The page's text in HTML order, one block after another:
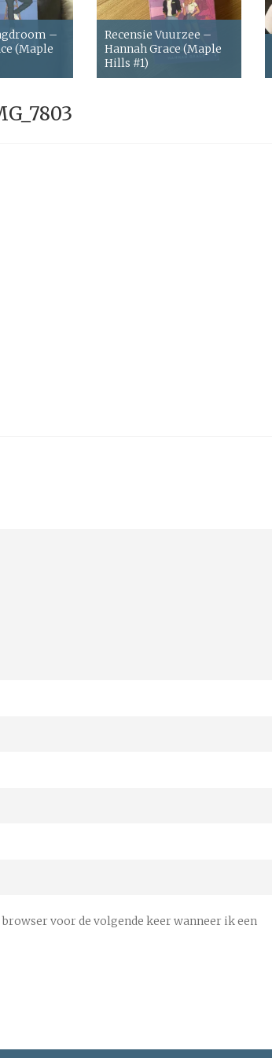
–
(Maple
Recensie Vuurzee –
Hannah Grace (Maple
Hills #1)
voor de volgende keer wanneer ik een